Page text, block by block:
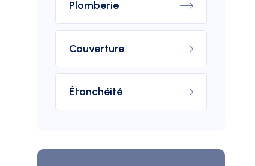
Plomberie
Couverture
Étanchéité